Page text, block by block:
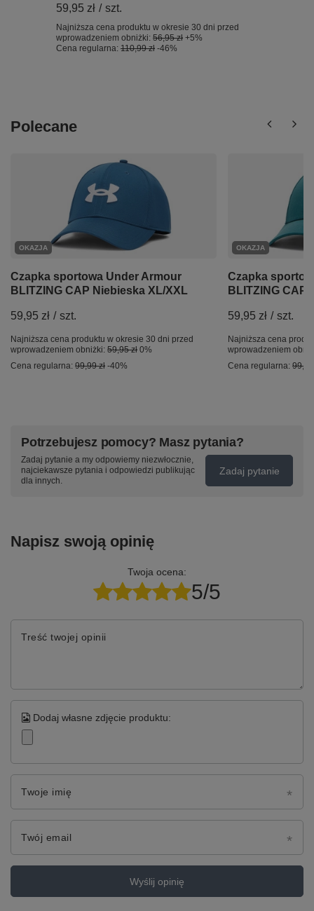
59,95 zł / szt.
Najniższa cena produktu w okresie 30 dni przed
wprowadzeniem obniżki: 56,95 zł +5%
Cena regularna: 110,99 zł -46%
Polecane
OKAZJA
Czapka sportowa Under Armour
BLITZING CAP Niebieska XL/XXL
59,95 zł / szt.
Najniższa cena produktu w okresie 30 dni przed
wprowadzeniem obniżki: 59,95 zł 0%
Cena regularna: 99,99 zł -40%
OKAZJA
Czapka
BLITZING CAP
59,95 zł / szt.
Najniższa cena
wprowadzeniem
Cena regularna: 99,99
Potrzebujesz pomocy? Masz pytania?
Zadaj pytanie a my odpowiemy niezwłocznie,
najciekawsze pytania i odpowiedzi publikując
dla innych.
Zadaj pytanie
Napisz swoją opinię
Twoja ocena:
5/5
Treść twojej opinii
Dodaj własne zdjęcie produktu:
Twoje imię
Twój email
Wyślij opinię